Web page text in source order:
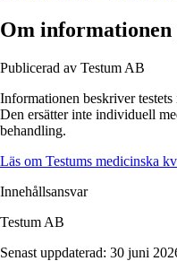
Om informationen
Publicerad av Testum AB
Informationen beskrivertestets
Den ersätter inte individuell
behandling.
Läs om Testums medicinska
Innehållsansvar
Testum AB
Senast uppdaterad: 30 juni